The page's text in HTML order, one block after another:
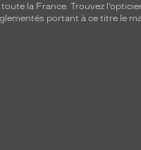
la France. Trouvez
portant à ce titre le